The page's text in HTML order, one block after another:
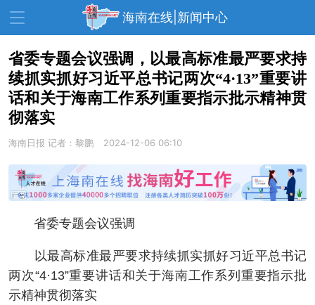
海南在线|新闻中心
资讯中心 热点 旅游
文体
教育 健康 房产
家装 交通 美食
生活 演出 活动
展会 走读海南 周末去哪儿
人才在线 天涯企服
省委专题会议强调，以最高标准最严要求持
续抓实抓好习近平总书记两次“4·13”重要讲
话和关于海南工作系列重要指示批示精神贯
彻落实
海南日报 记者：黎鹏 2024-12-06 06:10
省委专题会议强调
以最高标准最严要求持续抓实抓好习近平总书记
两次“4·13”重要讲话和关于海南工作系列重要指示批
示精神贯彻落实